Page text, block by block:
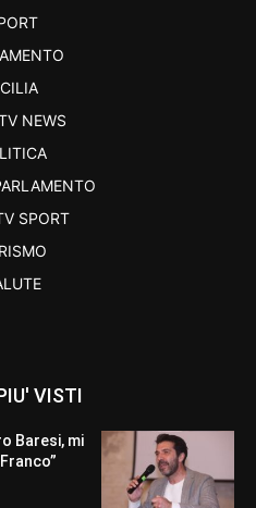
NEWS
SPORT
VISTI
Baresi, mi